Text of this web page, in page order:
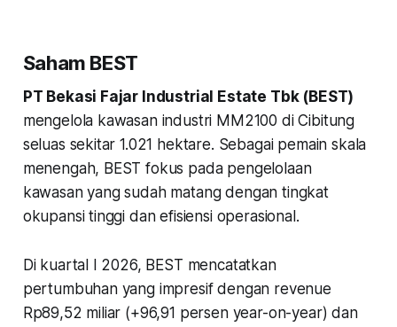
Saham BEST
PT Bekasi Fajar Industrial Estate Tbk (BEST)
mengelola kawasan industri MM2100 di Cibitung
seluas sekitar 1.021 hektare. Sebagai pemain skala
menengah, BEST fokus pada pengelolaan
kawasan yang sudah matang dengan tingkat
okupansi tinggi dan efisiensi operasional.
Di kuartal I 2026, BEST mencatatkan
pertumbuhan yang impresif dengan revenue
Rp89,52 miliar (+96,91 persen year-on-year) dan